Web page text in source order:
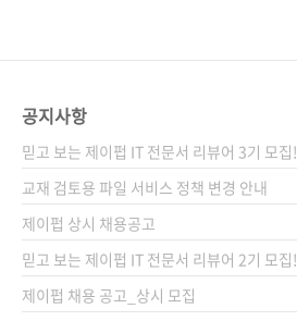
해서 업로드하는 콘텐츠만으로는 경쟁력을 갖추
유튜버 혹은 유튜브를 시작하려는 이들이라면
영상 편집 능력을 필수로 갖춰야 합니다. 영상 편
집 기술의 대중화로 이제는 유튜브를 넘어서 다
양한 분야에서 활용하게 되었습니다. 대표적으
로 여러 SNS에서 동영상 콘텐츠를 지원하기 시
작하면서 인스타그..
공지사항
믿고 보는 제이펍 IT 전문서 리뷰어 3기 모집!
교재 검토용 파일 서비스 정책 변경 안내
제이펍 상시 채용공고
믿고 보는 제이펍 IT 전문서 리뷰어 2기 모집!
제이펍 채용 공고_상시 모집